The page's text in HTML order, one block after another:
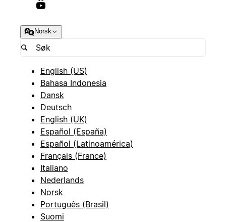
Norsk
English (US)
Bahasa Indonesia
Dansk
Deutsch
English (UK)
Español (España)
Español (Latinoamérica)
Français (France)
Italiano
Nederlands
Norsk
Português (Brasil)
Suomi